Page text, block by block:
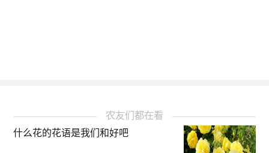
农友们都在看
什么花的花语是我们和好吧